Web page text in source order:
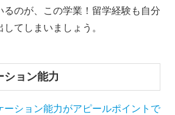
るのが、この学業！留学経験も自分
てしまいましょう。
ョン能力
ーション能力がアピールポイントで